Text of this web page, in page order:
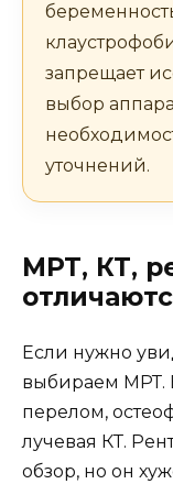
запрещает
выбор
уточнений.
МРТ, КТ,
Если нужно
выбираем МРТ.
перелом,
лучевая КТ.
обзор, но он